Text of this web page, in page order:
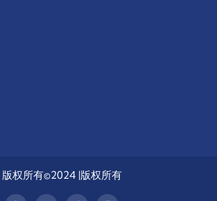
版权所有©2024 |版权所有